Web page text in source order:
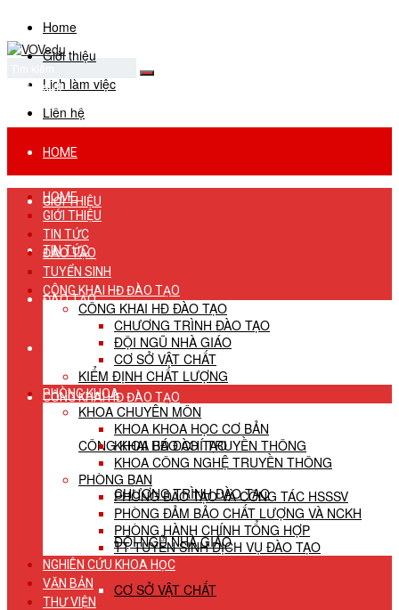
Home
Giới thiệu
Lịch làm việc
Liên hệ
No Result
View All Result
HOME
GIỚI THIỆU
TIN TỨC
ĐÀO TẠO
TUYỂN SINH
CÔNG KHAI HĐ ĐÀO TẠO
CÔNG KHAI HĐ ĐÀO TẠO
CHƯƠNG TRÌNH ĐÀO TẠO
ĐỘI NGŨ NHÀ GIÁO
CƠ SỞ VẬT CHẤT
HOME
GIỚI THIỆU
TIN TỨC
ĐÀO TẠO
TUYỂN SINH
CÔNG KHAI HĐ ĐÀO TẠO
CÔNG KHAI HĐ ĐÀO TẠO
CHƯƠNG TRÌNH ĐÀO TẠO
ĐỘI NGŨ NHÀ GIÁO
CƠ SỞ VẬT CHẤT
KIỂM ĐỊNH CHẤT LƯỢNG
PHÒNG KHOA
KHOA CHUYÊN MÔN
KHOA KHOA HỌC CƠ BẢN
KHOA BÁO CHÍ TRUYỀN THÔNG
KHOA CÔNG NGHỆ TRUYỀN THÔNG
PHÒNG BAN
PHÒNG ĐÀO TẠO VÀ CÔNG TÁC HSSSV
PHÒNG ĐẢM BẢO CHẤT LƯỢNG VÀ NCKH
PHÒNG HÀNH CHÍNH TỔNG HỢP
TT TUYỂN SINH DỊCH VỤ ĐÀO TẠO
NGHIÊN CỨU KHOA HỌC
VĂN BẢN
THƯ VIỆN